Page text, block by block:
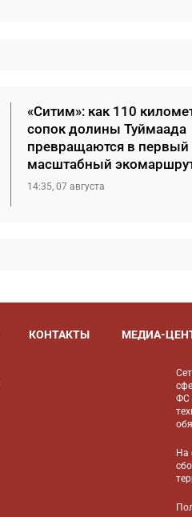
«Ситим»: как 110
сопок долины Туймаада
превращаются в первый
масштабный
14:35, 07 августа
КОНТАКТЫ МЕДИА-
ФС
На